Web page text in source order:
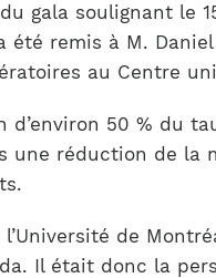
France)
Notre équipe
gala soulignant le
remis à M.
au Centre
50 % du
réduction de
de
Il était donc la